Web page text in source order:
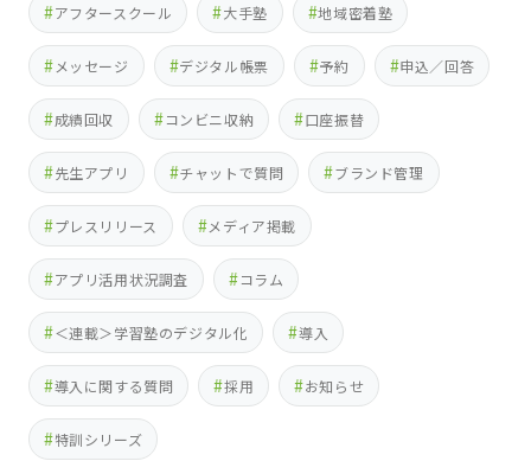
アフタースクール 大手塾 地域密着塾
メッセージ デジタル帳票 予約 申込／回答
成績回収 コンビニ収納 口座振替
先生アプリ チャットで質問 ブランド管理
プレスリリース メディア掲載
アプリ活用状況調査 コラム
＜連載＞学習塾のデジタル化 導入
導入に関する質問 採用 お知らせ
特訓シリーズ